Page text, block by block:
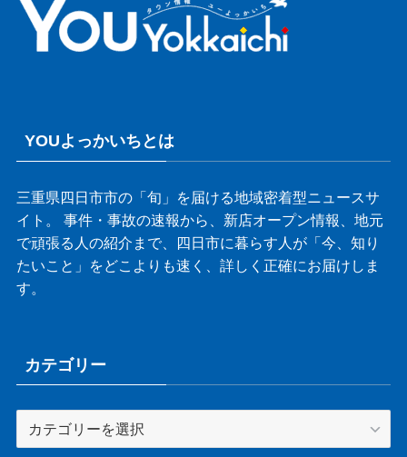
YOUよっかいちとは
三重県四日市市の「旬」を届ける地域密着型ニュースサ
イト。 事件・事故の速報から、新店オープン情報、地元
で頑張る人の紹介まで、四日市に暮らす人が「今、知り
たいこと」をどこよりも速く、詳しく正確にお届けしま
す。
カテゴリー
テ